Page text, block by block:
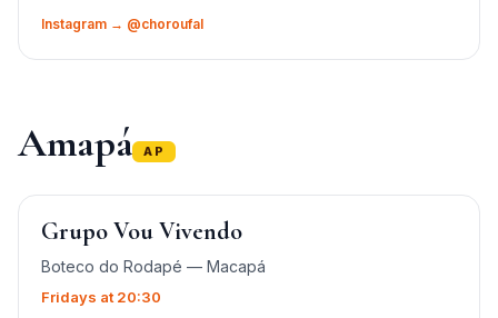
Instagram → @choroufal
Amapá AP
Grupo Vou Vivendo
Boteco do Rodapé — Macapá
Fridays at 20:30